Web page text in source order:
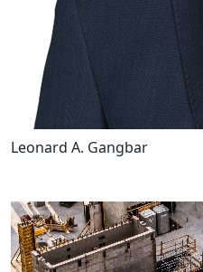
Leonard A. Gangbar